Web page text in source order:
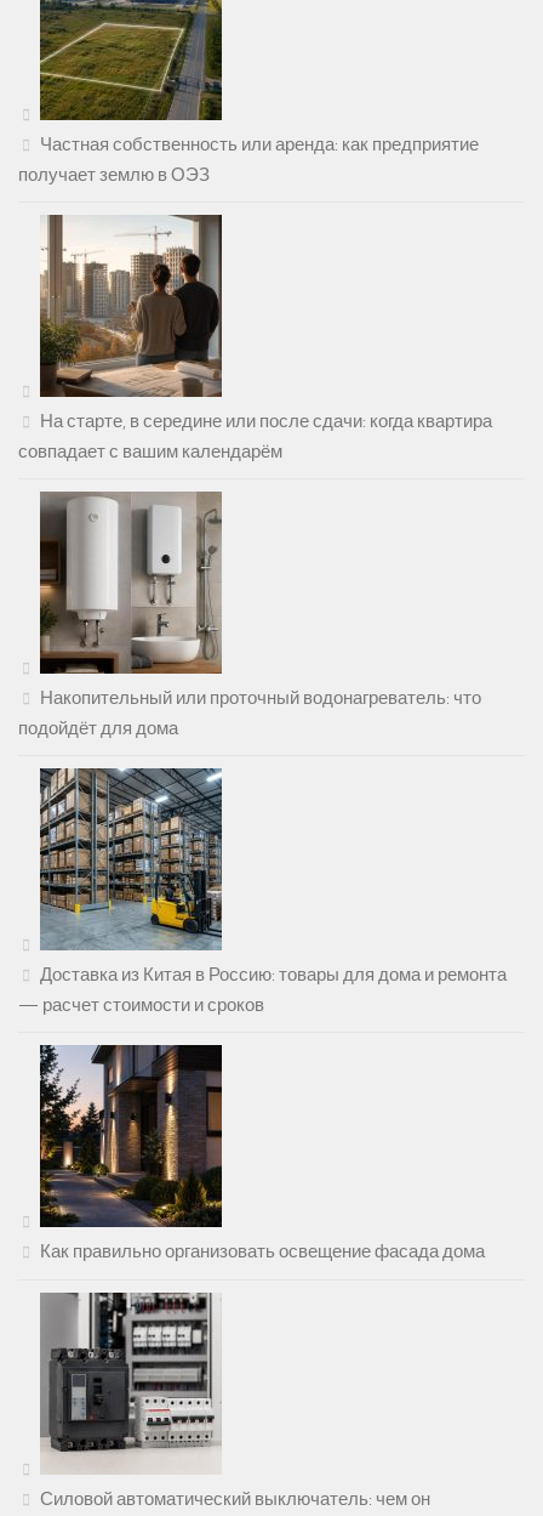
Частная собственность или аренда: как предприятие
получает землю в ОЭЗ
На старте, в середине или после сдачи: когда квартира
совпадает с вашим календарём
Накопительный или проточный водонагреватель: что
подойдёт для дома
Доставка из Китая в Россию: товары для дома и ремонта
— расчет стоимости и сроков
Как правильно организовать освещение фасада дома
Силовой автоматический выключатель: чем он